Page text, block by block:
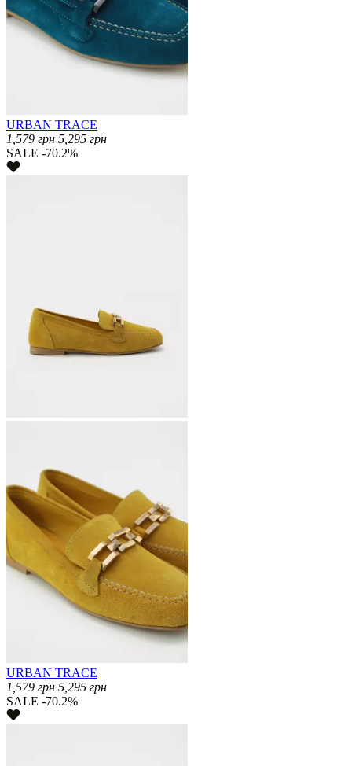
URBAN TRACE
1,579 грн 5,295 грн
SALE -70.2%
URBAN TRACE
1,579 грн 5,295 грн
SALE -70.2%